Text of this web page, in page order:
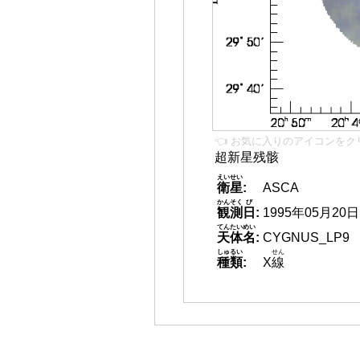
👈 お気に入りのアイコンをク
超新星残骸
衛星
えいせい
:
ASCA
観測
かんそく
日
び
: 1995年05月20日
天体名
てんたいめい
: CYGNUS_LP9
種類
しゅるい
: X線
せん